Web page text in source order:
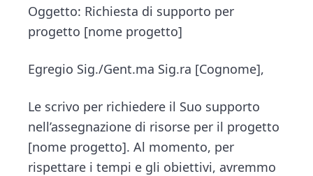
Oggetto: Richiesta di supporto per
progetto [nome progetto]
Egregio Sig./Gent.ma Sig.ra [Cognome],
Le scrivo per richiedere il Suo supporto
nell’assegnazione di risorse per il progetto
[nome progetto]. Al momento, per
rispettare i tempi e gli obiettivi, avremmo